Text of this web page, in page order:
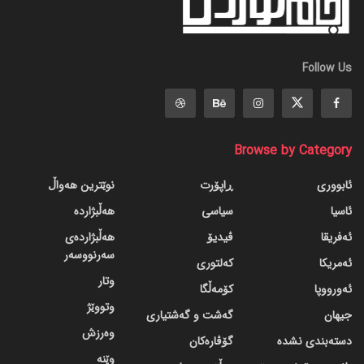
Follow Us
Browse by Category
ئابووری
ئاسیا
ئەفریقا
ئەمریکا
ئەورووپا
جیهان
دسته‌بندی نشده
ڕاپۆرت
سیاسی
ڤیدیۆ
کەلتوری
کۆمەڵگا
گه‌شت و گه‌شتیاری
گۆڤاره‌کان
نوێترین هەواڵ
هەڵبژاردە
هەڵبژاردەی
سەرنووسەر
وتار
وتووێژ
وەرزش
وێنە